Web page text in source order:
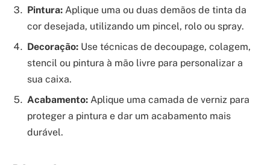
Pintura: Aplique uma ou duas demãos de tinta da
cor desejada, utilizando um pincel, rolo ou spray.
Decoração: Use técnicas de decoupage, colagem,
stencil ou pintura à mão livre para personalizar a
sua caixa.
Acabamento: Aplique uma camada de verniz para
proteger a pintura e dar um acabamento mais
durável.